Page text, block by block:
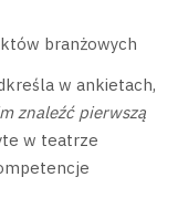
branżowych
w ankietach,
znaleźć pierwszą
w teatrze